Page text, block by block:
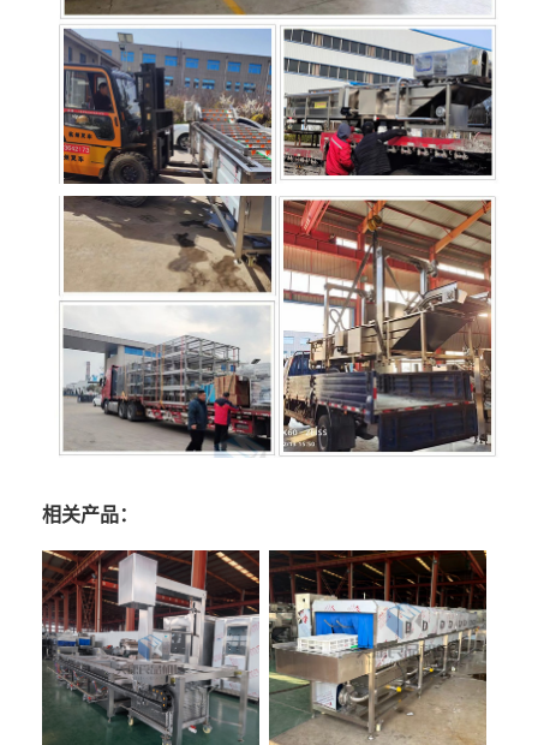
相关产品：